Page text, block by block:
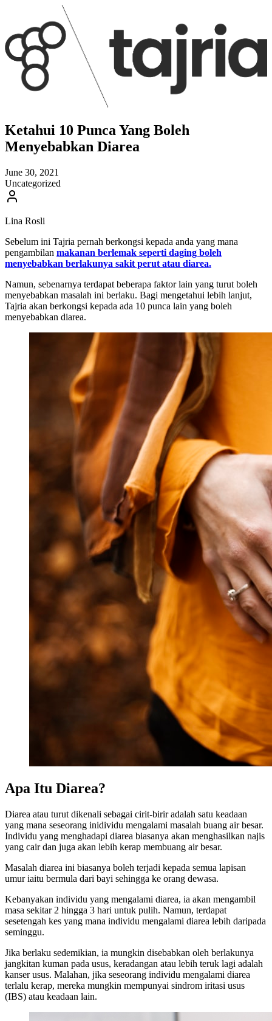
Ketahui 10 Punca Yang Boleh
Menyebabkan Diarea
June 30, 2021
Uncategorized
Lina Rosli
Sebelum ini Tajria pernah berkongsi kepada anda yang mana
pengambilan makanan berlemak seperti daging boleh
menyebabkan berlakunya sakit perut atau diarea.
Namun, sebenarnya terdapat beberapa faktor lain yang turut boleh
menyebabkan masalah ini berlaku. Bagi mengetahui lebih lanjut,
Tajria akan berkongsi kepada ada 10 punca lain yang boleh
menyebabkan diarea.
Apa Itu Diarea?
Diarea atau turut dikenali sebagai cirit-birir adalah satu keadaan
yang mana seseorang inidividu mengalami masalah buang air besar.
Individu yang menghadapi diarea biasanya akan menghasilkan najis
yang cair dan juga akan lebih kerap membuang air besar.
Masalah diarea ini biasanya boleh terjadi kepada semua lapisan
umur iaitu bermula dari bayi sehingga ke orang dewasa.
Kebanyakan individu yang mengalami diarea, ia akan mengambil
masa sekitar 2 hingga 3 hari untuk pulih. Namun, terdapat
sesetengah kes yang mana individu mengalami diarea lebih daripada
seminggu.
Jika berlaku sedemikian, ia mungkin disebabkan oleh berlakunya
jangkitan kuman pada usus, keradangan atau lebih teruk lagi adalah
kanser usus. Malahan, jika seseorang individu mengalami diarea
terlalu kerap, mereka mungkin mempunyai sindrom iritasi usus
(IBS) atau keadaan lain.